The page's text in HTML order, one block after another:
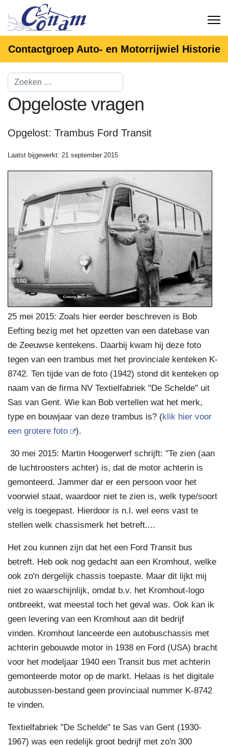
Contactgroep Auto- en Motorrijwiel Historie
Opgeloste vragen
Opgelost: Trambus Ford Transit
Laatst bijgewerkt: 21 september 2015
25 mei 2015: Zoals hier eerder beschreven is Bob
Eefting bezig met het opzetten van een datebase van
de Zeeuwse kentekens. Daarbij kwam hij deze foto
tegen van een trambus met het provinciale kenteken K-
8742. Ten tijde van de foto (1942) stond dit kenteken op
naam van de firma NV Textielfabriek "De Schelde" uit
Sas van Gent. Wie kan Bob vertellen wat het merk,
type en bouwjaar van deze trambus is? (klik hier voor
een grotere foto
).
30 mei 2015: Martin Hoogerwerf schrijft: "Te zien (aan
de luchtroosters achter) is, dat de motor achterin is
gemonteerd. Jammer dar er een persoon voor het
voorwiel staat, waardoor niet te zien is, welk type/soort
velg is toegepast. Hierdoor is n.l. wel eens vast te
stellen welk chassismerk het betreft....
Het zou kunnen zijn dat het een Ford Transit bus
betreft. Heb ook nog gedacht aan een Kromhout, welke
ook zo'n dergelijk chassis toepaste. Maar dit lijkt mij
niet zo waarschijnlijk, omdat b.v. het Kromhout-logo
ontbreekt, wat meestal toch het geval was. Ook kan ik
geen levering van een Kromhout aan dit bedrijf
vinden. Kromhout lanceerde een autobuschassis met
achterin gebouwde motor in 1938 en Ford (USA) bracht
voor het modeljaar 1940 een Transit bus met achterin
gemonteerde motor op de markt. Helaas is het digitale
autobussen-bestand geen provinciaal nummer K-8742
te vinden.
Textielfabriek "De Schelde" te Sas van Gent (1930-
1967) was een redelijk groot bedrijf met zo'n 300